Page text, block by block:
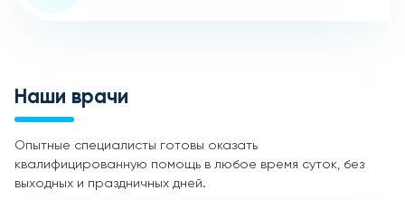
Наши врачи
Опытные специалисты готовы оказать
квалифицированную помощь в любое время суток, без
выходных и праздничных дней.